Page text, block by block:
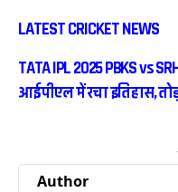
LATEST CRICKET NEWS
TATA IPL 2025 PBKS vs
आईपीएल में रचा इतिहास,
Author